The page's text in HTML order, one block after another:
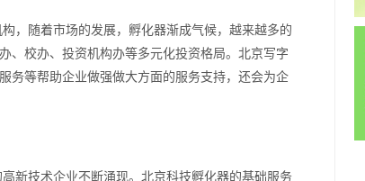
，随着市场的发展，孵化器渐成气候，越来越多的
、校办、投资机构办等多元化投资格局。北京写字
务等帮助企业做强做大方面的服务支持，还会为企
新技术企业不断涌现。北京科技孵化器的基础服务